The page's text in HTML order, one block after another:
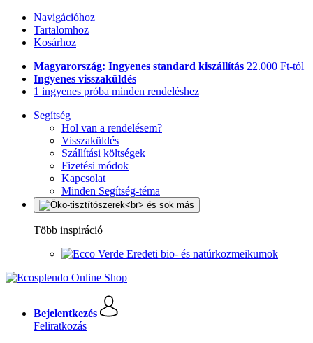
Navigációhoz
Tartalomhoz
Kosárhoz
Magyarország: Ingyenes standard kiszállítás 22.000 Ft-tól
Ingyenes visszaküldés
1 ingyenes próba minden rendeléshez
Segítség
Hol van a rendelésem?
Visszaküldés
Szállítási költségek
Fizetési módok
Kapcsolat
Minden Segítség-téma
Több inspiráció
Eredeti bio- és natúrkozmeikumok
Bejelentkezés
Feliratkozás